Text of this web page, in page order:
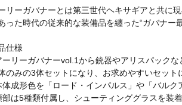
リーガバナーとは第三世代ヘキサギアと共に
った時代の従来的な装備品を纏った“ガバナー
仕様
ーリーガバナーvol.1から銃器やアリスパック
のみの3体セットになり、お求めやすいセット
体成形色を「ロード・インパルス」や「バル
部は5種類付属し、シューティンググラスを装